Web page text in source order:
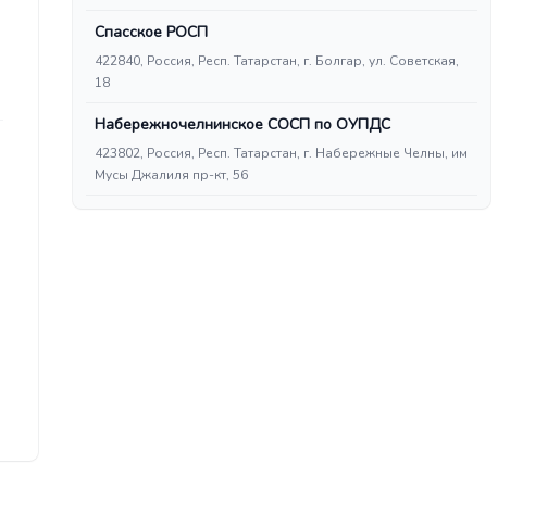
Спасское РОСП
422840, Россия, Респ. Татарстан, г. Болгар, ул. Советская,
18
Набережночелнинское СОСП по ОУПДС
423802, Россия, Респ. Татарстан, г. Набережные Челны, им
Мусы Джалиля пр-кт, 56